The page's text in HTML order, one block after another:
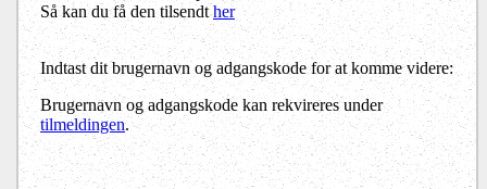
Så kan du få den tilsendther
Indtast dit brugernavn og adgangskode for at komme videre:
Brugernavn og adgangskode kan rekvireres under
tilmeldingen.